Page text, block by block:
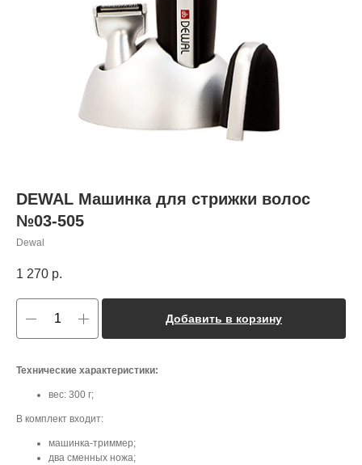
DEWAL Машинка для стрижки волос
№03-505
Dewal
1 270 р.
Добавить в корзину
Технические характеристики:
вес: 300 г;
В комплект входит:
машинка-триммер;
два сменных ножа;